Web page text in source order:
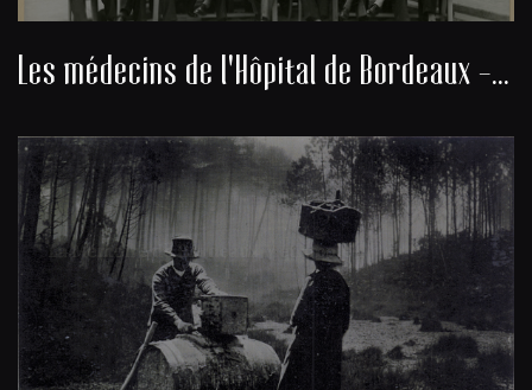
Les médecins de l'Hôpital de Bordeaux - promotion année 1930